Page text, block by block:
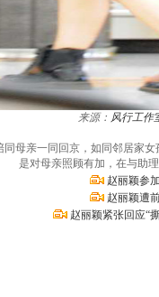
来源： 风行工作
母亲一同回京，如同邻居家
是对母亲照顾有加，在与助
赵丽颖参
赵丽颖遭
赵丽颖紧张回应“